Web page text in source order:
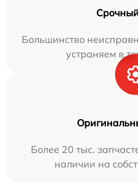
Большинство
устраняем в
Более 20 тыс.
наличии на